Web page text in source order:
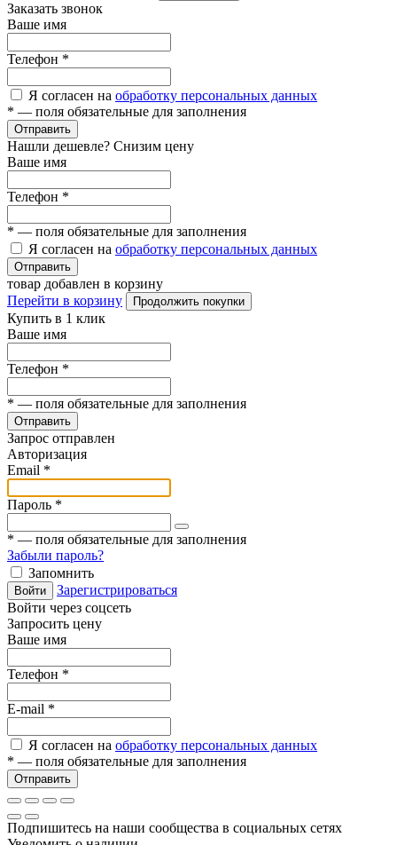
Заказать звонок
Ваше имя
Телефон *
Я согласен на обработку персональных данных
* — поля обязательные для заполнения
Отправить
Нашли дешевле? Снизим цену
Ваше имя
Телефон *
* — поля обязательные для заполнения
Я согласен на обработку персональных данных
Отправить
товар добавлен в корзину
Перейти в корзину
Продолжить покупки
Купить в 1 клик
Ваше имя
Телефон *
* — поля обязательные для заполнения
Отправить
Запрос отправлен
Авторизация
Email *
Пароль *
* — поля обязательные для заполнения
Забыли пароль?
Запомнить
Войти
Зарегистрироваться
Войти через соцсеть
Запросить цену
Ваше имя
Телефон *
E-mail *
Я согласен на обработку персональных данных
* — поля обязательные для заполнения
Отправить
Подпишитесь на наши сообщества в социальных сетях